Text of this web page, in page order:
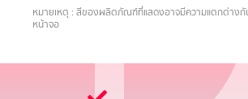
หมายเหตุ : สีของผลิตภัณฑ์ที่แสดงอาจมีความแตกต่างกั
หน้าจอ